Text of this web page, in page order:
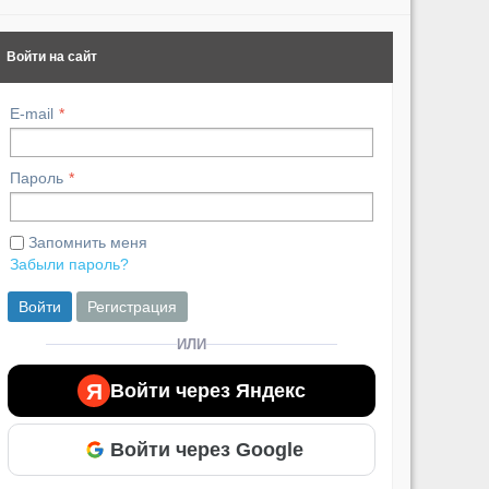
Войти на сайт
E-mail
Пароль
Запомнить меня
Забыли пароль?
Войти Регистрация
ИЛИ
Я Войти через Яндекс
Войти через Google